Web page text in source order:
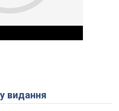
Play Video
видання